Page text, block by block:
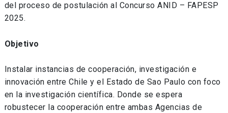
del proceso de postulación al Concurso ANID – FAPESP
2025.
Objetivo
Instalar instancias de cooperación, investigación e
innovación entre Chile y el Estado de Sao Paulo con foco
en la investigación científica. Donde se espera
robustecer la cooperación entre ambas Agencias de